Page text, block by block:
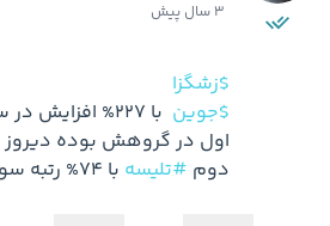
3 سال پیش
$زشگزا
$جوین
اول در گروهش بوده دیروز
دوم #تلیسه با 74% رتبه سوم